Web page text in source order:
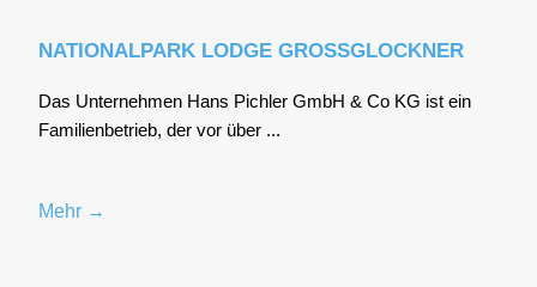
NATIONALPARK LODGE GROSSGLOCKNER
Das Unter­neh­men Hans Pich­ler GmbH & Co KG ist ein
Fami­li­en­be­trieb, der vor über ...
Mehr →